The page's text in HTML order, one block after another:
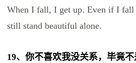
When I fall, I get up. Even if I fall
still stand beautiful alone.
19、你不喜欢我没关系，毕竟